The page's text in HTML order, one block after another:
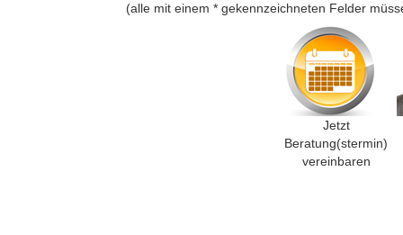
(alle mit einem * gekennzeichneten Felder
Jetzt
Beratung(stermin)
vereinbaren